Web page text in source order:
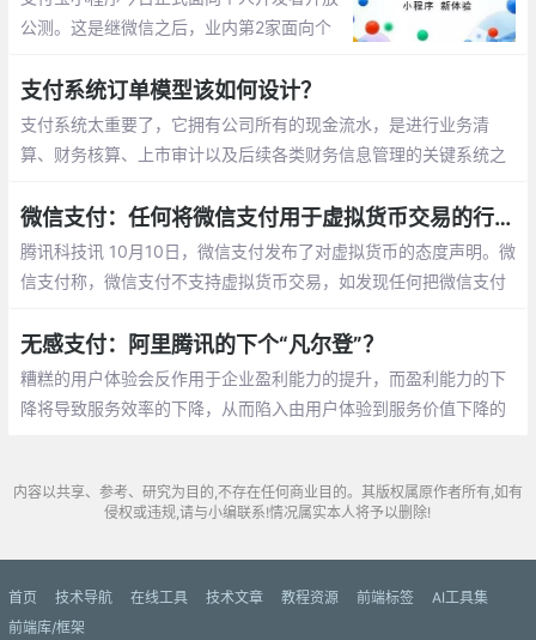
公测。这是继微信之后，业内第2家面向个
个人用户可访问支付宝小程序平台，扫码验
证个人身份以后即可开始支付宝小程序账号
申请并进行代码开发。
支付系统订单模型该如何设计？
支付系统太重要了，它拥有公司所有的现金流水，是进行业务清
算、财务核算、上市审计以及后续各类财务信息管理的关键系统之
确性了
微信支付：任何将微信支付用于虚拟货币交易的行为将予以清退
腾讯科技讯 10月10日，微信支付发布了对虚拟货币的态度声明。微
信支付称，微信支付不支持虚拟货币交易，如发现任何把微信支付
无感支付：阿里腾讯的下个“凡尔登”？
糟糕的用户体验会反作用于企业盈利能力的提升，而盈利能力的下
降将导致服务效率的下降，从而陷入由用户体验到服务价值下降的
内容以共享、参考、研究为目的,不存在任何商业目的。其版权属原作者所有,如有
侵权或违规,请与小编联系!情况属实本人将予以删除!
首页 技术导航 在线工具 技术文章 教程资源 前端标签
AI工具集
前端库/框架